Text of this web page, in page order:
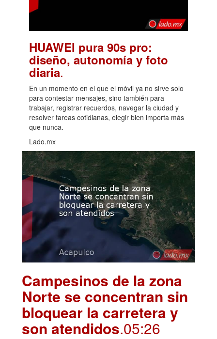
HUAWEI pura 90s pro:
diseño, autonomía y foto
diaria.
En un momento en el que el móvil ya no sirve solo
para contestar mensajes, sino también para
trabajar, registrar recuerdos, navegar la ciudad y
resolver tareas cotidianas, elegir bien importa más
que nunca.
Lado.mx
Campesinos de la zona
Norte se concentran sin
bloquear la carretera y
son atendidos.05:26